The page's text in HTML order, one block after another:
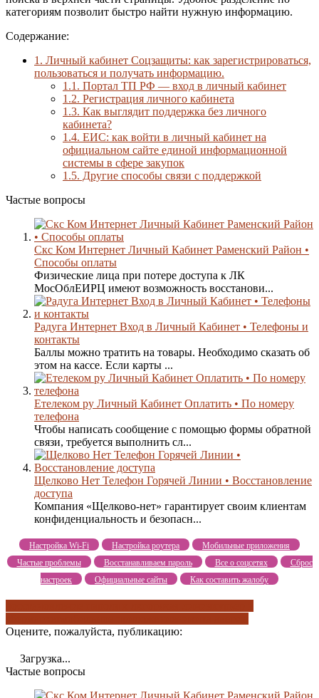
категориям позволит быстро найти нужную информацию.
Содержание:
1. Личный кабинет Соцзащиты: как зарегистрироваться,
пользоваться и получать информацию.
1.1. Портал ТП РФ — вход в личный кабинет
1.2. Регистрация личного кабинета
1.3. Как выглядит поддержка без личного
кабинета?
1.4. ЕИС: как войти в личный кабинет на
официальном сайте единой информационной
системы в сфере закупок
1.5. Другие способы связи с поддержкой
Частые вопросы
Скс Ком Интернет Личный Кабинет Раменский Район •
Способы оплаты
Физические лица при потере доступа к ЛК
MocOблEИPЦ имеют возможность восстанови...
Радуга Интернет Вход в Личный Кабинет • Телефоны и
контакты
Баллы можно тратить на товары. Необходимо сказать об
этом на кассе. Если карты ...
Етелеком ру Личный Кабинет Оплатить • По номеру
телефона
Чтобы написать сообщение с помощью формы обратной
связи, требуется выполнить сл...
Щелково Нет Телефон Горячей Линии • Восстановление
доступа
Компания «Щелково-нет» гарантирует своим клиентам
конфиденциальность и безопасн...
Настройка Wi-Fi Настройка роутера
Мобильные приложения
Частые проблемы
Восстанавливаем пароль Все о соцсетях
Сброс
настроек
Официальные сайты Как составить жалобу
Оцените, пожалуйста, публикацию:
Загрузка...
Частые вопросы